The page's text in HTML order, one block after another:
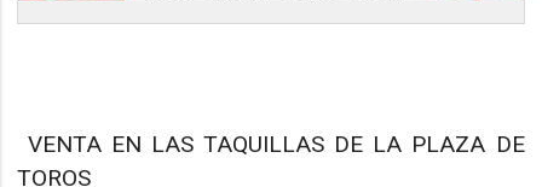
VENTA EN LAS TAQUILLAS DE LA PLAZA DE
TOROS